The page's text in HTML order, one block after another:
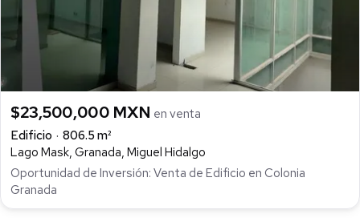
$23,500,000 MXN en venta
Edificio
806.5 m²
Lago Mask, Granada, Miguel Hidalgo
Oportunidad de Inversión: Venta de Edificio en Colonia
Granada